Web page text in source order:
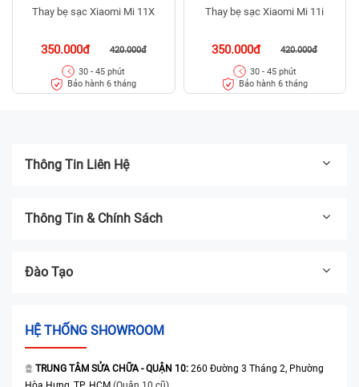
Thay bẹ sạc Xiaomi Mi 11X
350.000đ 420.000đ
30 - 45 phút
Bảo hành 6 tháng
Thay bẹ sạc Xiaomi Mi 11i
350.000đ 420.000đ
30 - 45 phút
Bảo hành 6 tháng
Thông Tin Liên Hệ
Thông Tin & Chính Sách
Đào Tạo
HỆ THỐNG SHOWROOM
TRUNG TÂM SỬA CHỮA - QUẬN 10: 260 Đường 3 Tháng 2, Phường